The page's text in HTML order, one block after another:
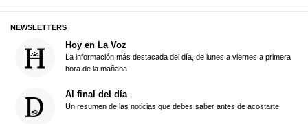
NEWSLETTERS
Hoy en La Voz
La información más destacada del día, de lunes a viernes a primera
hora de la mañana
Al final del día
Un resumen de las noticias que debes saber antes de acostarte